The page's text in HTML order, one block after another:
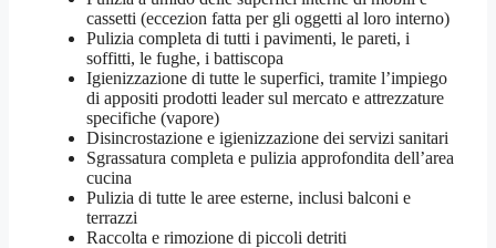
cassetti (eccezion fatta per gli oggetti al loro interno)
Pulizia completa di tutti i pavimenti, le pareti, i
soffitti, le fughe, i battiscopa
Igienizzazione di tutte le superfici, tramite l’impiego
di appositi prodotti leader sul mercato e attrezzature
specifiche (vapore)
Disincrostazione e igienizzazione dei servizi sanitari
Sgrassatura completa e pulizia approfondita dell’area
cucina
Pulizia di tutte le aree esterne, inclusi balconi e
terrazzi
Raccolta e rimozione di piccoli detriti